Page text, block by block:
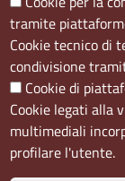
Menù privacy
Cookie Note
tramite
Cookie tecnico di
condivisione
Cookie di
Cookie legati alla
multimediali
profilare l'utente.